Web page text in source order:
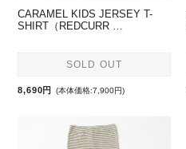
CARAMEL KIDS JERSEY T-
SHIRT（REDCURR …
SOLD OUT
8,690円 (本体価格:7,900円)